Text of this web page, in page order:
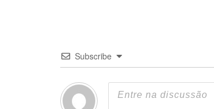
Subscribe